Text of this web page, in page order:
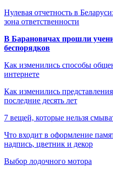
Нулевая отчетность в
зона ответственности
В Барановичах прошли
беспорядков
Как изменились способы
интернете
Как изменились
последние десять лет
7 вещей, которые нельзя
Что входит в оформление
надпись, цветник и декор
Выбор лодочного мотора